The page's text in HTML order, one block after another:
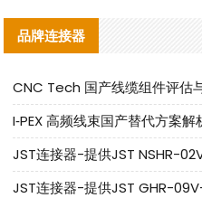
品牌连接器
CNC Tech 国产线缆组件评估
I‑PEX 高频线束国产替代方案解
JST连接器-提供JST NSHR-
JST连接器-提供JST GHR-